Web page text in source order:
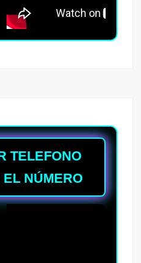
TELEFONO
NÚMERO